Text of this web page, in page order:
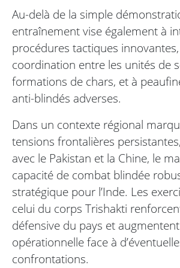
Au-delà de la simple
entraînement vise également à
procédures tactiques
coordination entre les unités de
formations de chars, et à
anti-blindés adverses.
Dans un contexte régional
tensions frontalières
avec le Pakistan et la Chine, le
capacité de combat blindée
stratégique pour l’Inde. Les
celui du corps Trishakti
défensive du pays et
opérationnelle face à
confrontations.